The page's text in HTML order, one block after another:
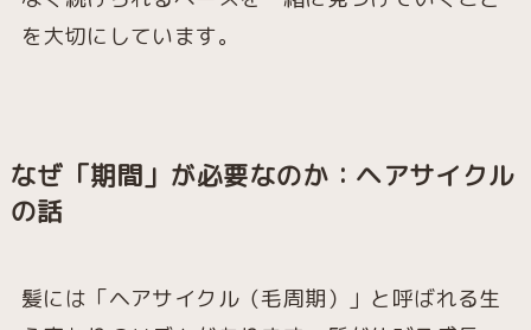
を大切にしています。
なぜ「期間」が必要なのか：ヘアサイクル
の話
髪には「ヘアサイクル（毛周期）」と呼ばれる生